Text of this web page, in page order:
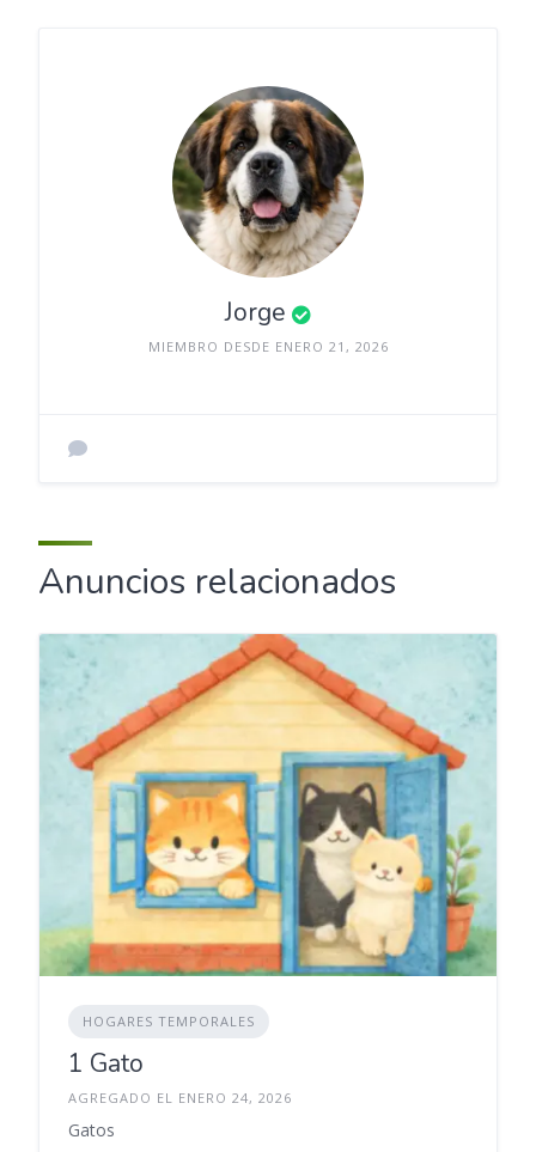
Jorge
MIEMBRO DESDE ENERO 21, 2026
Anuncios relacionados
HOGARES TEMPORALES
1 Gato
AGREGADO EL ENERO 24, 2026
Gatos